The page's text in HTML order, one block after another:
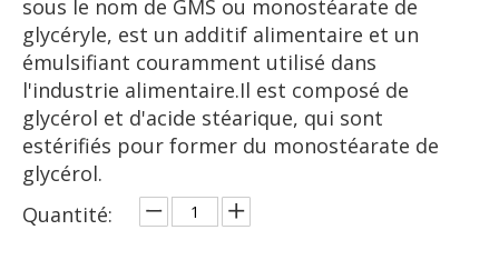
sous le nom de GMS ou monostéarate de
glycéryle, est un additif alimentaire et un
émulsifiant couramment utilisé dans
l'industrie alimentaire.Il est composé de
glycérol et d'acide stéarique, qui sont
estérifiés pour former du monostéarate de
glycérol.
Quantité: